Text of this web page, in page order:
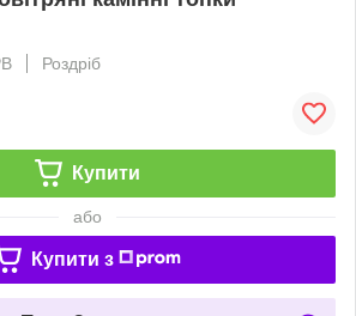
Роздріб
Купити
або
Купити з